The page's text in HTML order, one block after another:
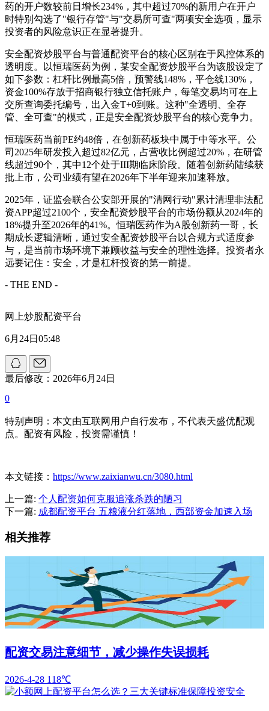
药的开户数较前日增长234%，其中超过70%的新用户在开户
时特别勾选了"银行存管"与"交易所可查"两项安全选项，显示
投资者的风险意识正在显著提升。
安全配资炒股平台与普通配资平台的核心区别在于风控体系的
透明度。以恒瑞医药为例，某安全配资炒股平台为该股设定了
如下参数：杠杆比例最高5倍，预警线148%，平仓线130%，
资金100%存放于招商银行独立信托账户，每笔交易均可在上
交所查询委托编号，出入金T+0到账。这种"全透明、全存
管、全可查"的模式，正是安全配资炒股平台的核心竞争力。
恒瑞医药当前PE约48倍，在创新药板块中属于中等水平。公
司2025年研发投入超过82亿元，占营收比例超过20%，在研管
线超过90个，其中12个处于III期临床阶段。随着创新药陆续获
批上市，公司业绩有望在2026年下半年迎来加速释放。
2025年，证监会联合公安部开展的"清网行动"累计清理非法配
资APP超过2100个，安全配资炒股平台的市场份额从2024年的
18%提升至2026年的41%。恒瑞医药作为A股创新药一哥，长
期成长逻辑清晰，通过安全配资炒股平台以合规方式适度参
与，是当前市场环境下兼顾收益与安全的理性选择。投资者永
远要记住：安全，才是杠杆投资的第一前提。
- THE END -
网上炒股配资平台
6月24日05:48
最后修改：2026年6月24日
0
特别声明：本文由互联网用户自行发布，不代表天盛优配观
点。配资有风险，投资需谨慎！
本文链接： https://www.zaixianwu.cn/3080.html
上一篇: 个人配资如何克服追涨杀跌的陋习
下一篇: 成都配资平台 五粮液分红落地，西部资金加速入场
相关推荐
配资交易注意细节，减少操作失误损耗
2026-4-28 118℃